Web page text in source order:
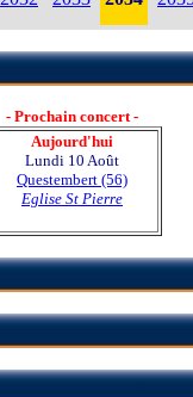
- Prochain concert -
Aujourd'hui
Lundi 10 Août
Questembert (56)
Eglise St Pierre